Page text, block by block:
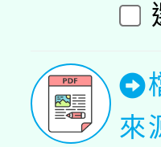
來